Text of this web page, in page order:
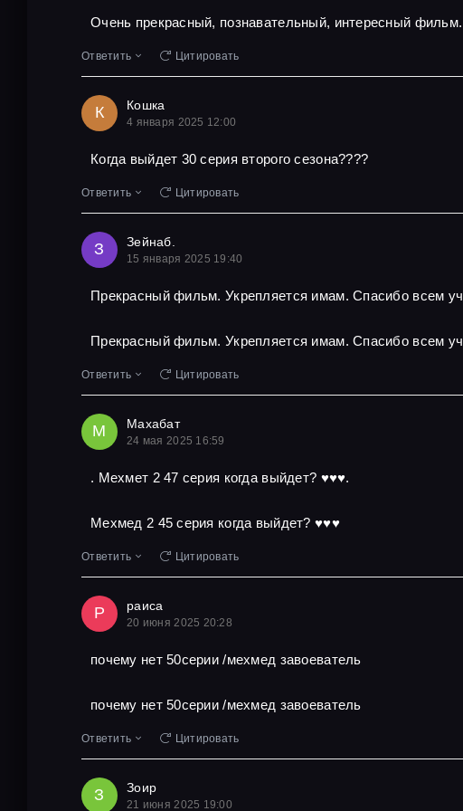
Очень прекрасный, познавательный, интересный
Ответить Цитировать
К Кошка
4 января 2025 12:00
Когда выйдет 30 серия второго сезона????
Ответить Цитировать
З Зейнаб.
15 января 2025 19:40
Прекрасный фильм. Укрепляется имам. Спасибо всем
Прекрасный фильм. Укрепляется имам. Спасибо всем
Ответить Цитировать
М Махабат
24 мая 2025 16:59
. Мехмет 2 47 серия когда выйдет? ♥️♥️♥️.
Мехмед 2 45 серия когда выйдет? ♥️♥️♥️
Ответить Цитировать
Р раиса
20 июня 2025 20:28
почему нет 50серии /мехмед завоеватель
почему нет 50серии /мехмед завоеватель
Ответить Цитировать
З Зоир
21 июня 2025 19:00